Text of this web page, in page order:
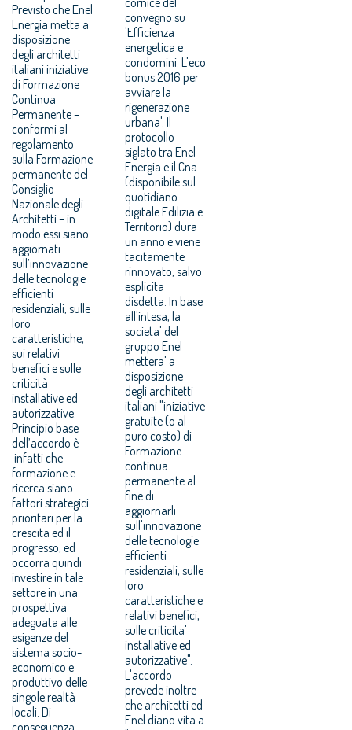
Previsto che Enel
Energia metta a
disposizione
degli architetti
italiani iniziative
di Formazione
Continua
Permanente –
conformi al
regolamento
sulla Formazione
permanente del
Consiglio
Nazionale degli
Architetti – in
modo essi siano
aggiornati
sull’innovazione
delle tecnologie
efficienti
residenziali, sulle
loro
caratteristiche,
sui relativi
benefici e sulle
criticità
installative ed
autorizzative.
Principio base
dell’accordo è
infatti che
formazione e
ricerca siano
fattori strategici
prioritari per la
crescita ed il
progresso, ed
occorra quindi
investire in tale
settore in una
prospettiva
adeguata alle
esigenze del
sistema socio-
economico e
produttivo delle
singole realtà
locali. Di
conseguenza
convegno su
'Efficienza
energetica e
condomini. L'eco
bonus 2016 per
avviare la
rigenerazione
urbana'. Il
protocollo
siglato tra Enel
Energia e il Cna
(disponibile sul
quotidiano
digitale Edilizia e
Territorio) dura
un anno e viene
tacitamente
rinnovato, salvo
esplicita
disdetta. In base
all'intesa, la
societa' del
gruppo Enel
mettera' a
disposizione
degli architetti
italiani "iniziative
gratuite (o al
puro costo) di
Formazione
continua
permanente al
fine di
aggiornarli
sull'innovazione
delle tecnologie
efficienti
residenziali, sulle
loro
caratteristiche e
relativi benefici,
sulle criticita'
installative ed
autorizzative".
L'accordo
prevede inoltre
che architetti ed
Enel diano vita a